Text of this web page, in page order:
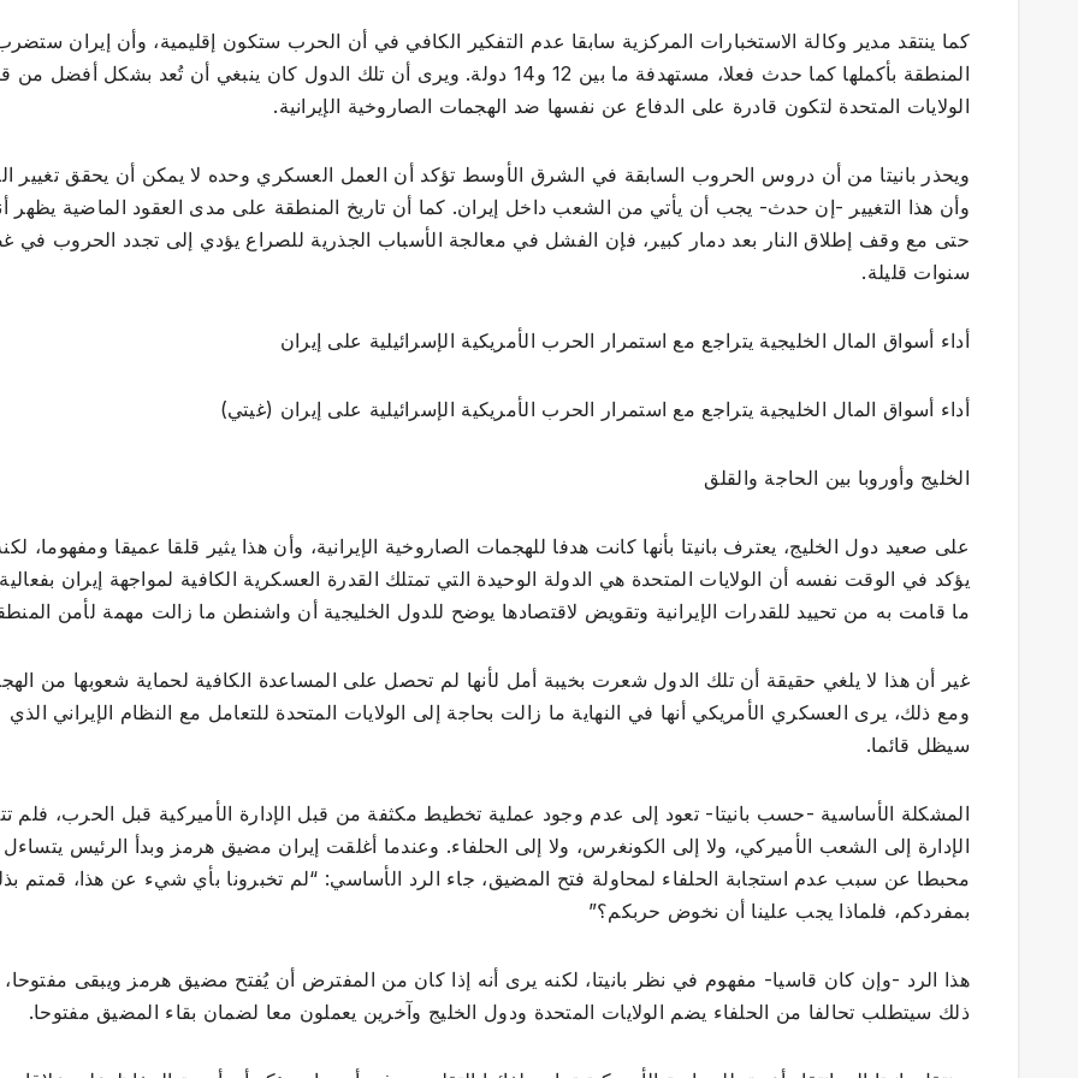
كما ينتقد مدير وكالة الاستخبارات المركزية سابقا عدم التفكير الكافي في أن الحرب ستكون إقليمية، وأن إيران
المنطقة بأكملها كما حدث فعلا، مستهدفة ما بين 12 و14 دولة. ويرى أن تلك الدول كان ينبغي أن تُعد بشكل أفضل
الولايات المتحدة لتكون قادرة على الدفاع عن نفسها ضد الهجمات الصاروخية الإيرانية.
ويحذر بانيتا من أن دروس الحروب السابقة في الشرق الأوسط تؤكد أن العمل العسكري وحده لا يمكن أن يحقق تغيير
وأن هذا التغيير -إن حدث- يجب أن يأتي من الشعب داخل إيران. كما أن تاريخ المنطقة على مدى العقود الماضية يظهر
حتى مع وقف إطلاق النار بعد دمار كبير، فإن الفشل في معالجة الأسباب الجذرية للصراع يؤدي إلى تجدد الحروب في
سنوات قليلة.
أداء أسواق المال الخليجية يتراجع مع استمرار الحرب الأمريكية الإسرائيلية على إيران
أداء أسواق المال الخليجية يتراجع مع استمرار الحرب الأمريكية الإسرائيلية على إيران (غيتي)
الخليج وأوروبا بين الحاجة والقلق
على صعيد دول الخليج، يعترف بانيتا بأنها كانت هدفا للهجمات الصاروخية الإيرانية، وأن هذا يثير قلقا عميقا ومفهوما،
يؤكد في الوقت نفسه أن الولايات المتحدة هي الدولة الوحيدة التي تمتلك القدرة العسكرية الكافية لمواجهة إيران
ما قامت به من تحييد للقدرات الإيرانية وتقويض لاقتصادها يوضح للدول الخليجية أن واشنطن ما زالت مهمة لأمن
غير أن هذا لا يلغي حقيقة أن تلك الدول شعرت بخيبة أمل لأنها لم تحصل على المساعدة الكافية لحماية شعوبها من
ومع ذلك، يرى العسكري الأمريكي أنها في النهاية ما زالت بحاجة إلى الولايات المتحدة للتعامل مع النظام الإيراني الذي
سيظل قائما.
المشكلة الأساسية -حسب بانيتا- تعود إلى عدم وجود عملية تخطيط مكثفة من قبل الإدارة الأميركية قبل الحرب، فلم
الإدارة إلى الشعب الأميركي، ولا إلى الكونغرس، ولا إلى الحلفاء. وعندما أغلقت إيران مضيق هرمز وبدأ الرئيس يتساءل
محبطا عن سبب عدم استجابة الحلفاء لمحاولة فتح المضيق، جاء الرد الأساسي: “لم تخبرونا بأي شيء عن هذا، قمتم
بمفردكم، فلماذا يجب علينا أن نخوض حربكم؟”
هذا الرد -وإن كان قاسيا- مفهوم في نظر بانيتا، لكنه يرى أنه إذا كان من المفترض أن يُفتح مضيق هرمز ويبقى
ذلك سيتطلب تحالفا من الحلفاء يضم الولايات المتحدة ودول الخليج وآخرين يعملون معا لضمان بقاء المضيق مفتوحا.